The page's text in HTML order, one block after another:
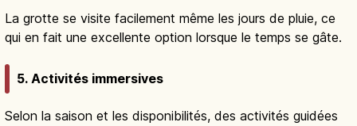
La grotte se visite facilement même les jours de pluie, ce
qui en fait une excellente option lorsque le temps se gâte.
5. Activités immersives
Selon la saison et les disponibilités, des activités guidées